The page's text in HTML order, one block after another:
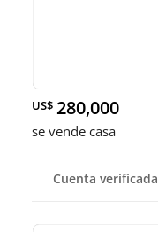
US$ 280,000
se vende casa
Cuenta verificada